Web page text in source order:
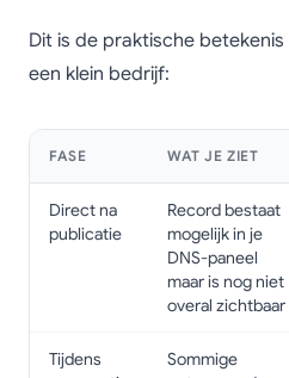
Dit is de praktische
een klein bedrijf:
FASE WAT JE ZIET
Direct na
publicatie
Record bestaat
mogelijk in je
DNS-paneel
maar is nog niet
overal zichtbaar
Tijdens
Sommige